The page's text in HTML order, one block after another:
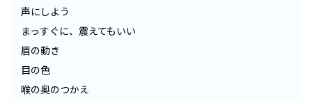
声にしよう
まっすぐに、震えてもいい
眉の動き
目の色
喉の奥のつかえ